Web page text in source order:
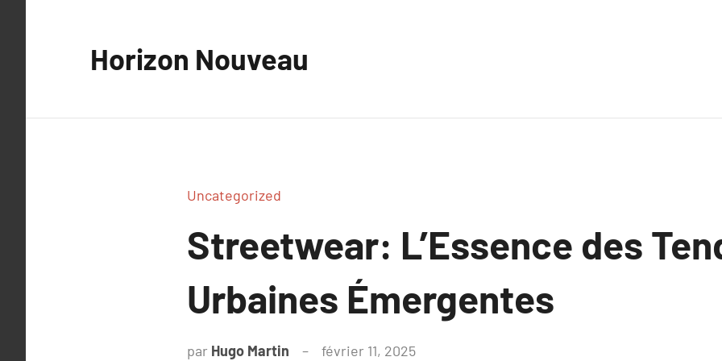
Horizon Nouveau
Uncategorized
Streetwear: L’Essence des
Urbaines Émergentes
par Hugo Martin février 11, 2025